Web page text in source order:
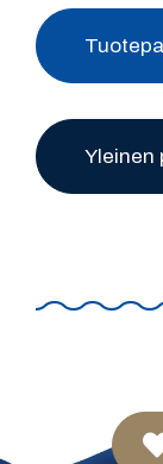
Yleinen